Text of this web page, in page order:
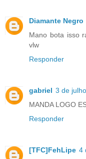
Diamante Negro
Mano bota isso
vlw
Responder
gabriel 3 de
MANDA LOGO
Responder
[TFC]FehLipe 4